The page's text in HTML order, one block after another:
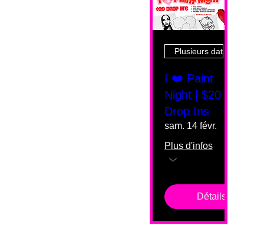
Plusieurs dates
I ❤️ Paint
Night | $20
Drop Ins
sam. 14 févr.
Plus d'infos
Détails